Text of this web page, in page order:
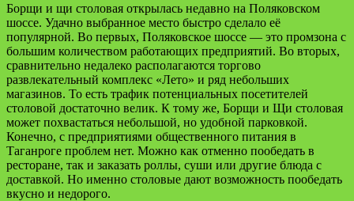
Борщи и щи столовая открылась недавно на Поляковском
шоссе. Удачно выбранное место быстро сделало её
популярной. Во первых, Поляковское шоссе — это промзона с
большим количеством работающих предприятий. Во вторых,
сравнительно недалеко располагаются торгово
развлекательный комплекс «Лето» и ряд небольших
магазинов. То есть трафик потенциальных посетителей
столовой достаточно велик. К тому же, Борщи и Щи столовая
может похвастаться небольшой, но удобной парковкой.
Конечно, с предприятиями общественного питания в
Таганроге проблем нет. Можно как отменно пообедать в
ресторане, так и заказать роллы, суши или другие блюда с
доставкой. Но именно столовые дают возможность пообедать
вкусно и недорого.